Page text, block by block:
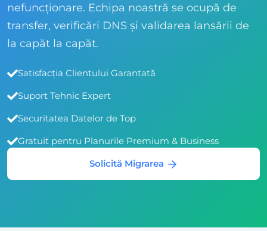
nefuncționare. Echipa noastră se ocupă de
transfer, verificări DNS și validarea lansării de
la capăt la capăt.
Satisfacția Clientului Garantată
Suport Tehnic Expert
Securitatea Datelor de Top
Gratuit pentru Planurile Premium & Business
Solicită Migrarea